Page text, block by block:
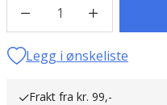
1
Legg i ønskeliste
Frakt fra kr. 99,-